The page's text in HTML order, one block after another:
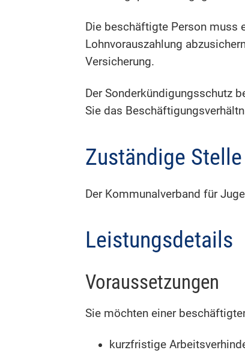
Die beschäftigte Person muss
Lohnvorauszahlung
Versicherung.
Der Sonderkündigungsschutz
Sie das
Zuständige Stelle
Der Kommunalverband für
Leistungsdetails
Voraussetzungen
Sie möchten einer
kurzfristige